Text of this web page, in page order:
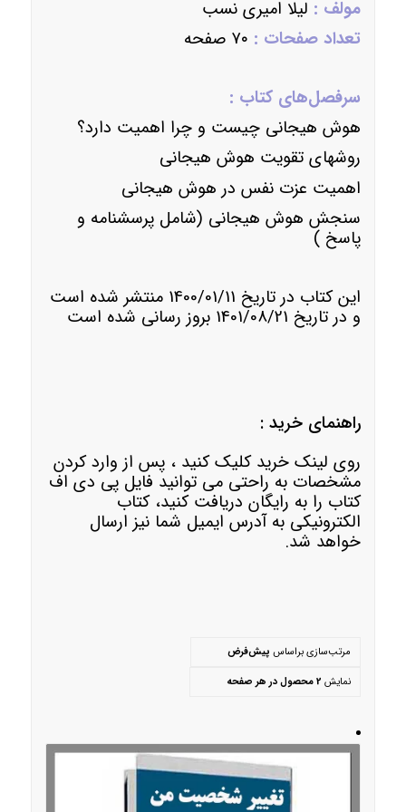
مولف : لیلا امیری نسب
تعداد صفحات :
سرفصل‌های کتاب :
هوش هیجانی چیست و چرا اهمیت دارد؟
روشهای تقویت هوش هیجانی
اهمیت عزت نفس در هوش هیجانی
سنجش هوش هیجانی (شامل پرسشنامه و
پاسخ )
این کتاب در تاریخ 1400/01/11 منتشر شده است
و در تاریخ 1401/08/21 بروز رسانی شده است
راهنمای خرید :
روی لینک خرید کلیک کنید ، پس از وارد کردن
مشخصات به راحتی می توانید فایل پی دی اف
کتاب را به رایگان دریافت کنید، کتاب
الکترونیکی به آدرس ایمیل شما نیز ارسال
خواهد شد.
مرتب‌سازی براساس پیش‌فرض
نمایش 2 محصول در هر صفحه